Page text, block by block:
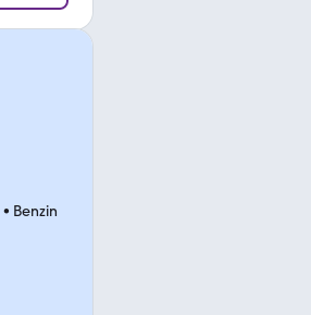
• Benzin